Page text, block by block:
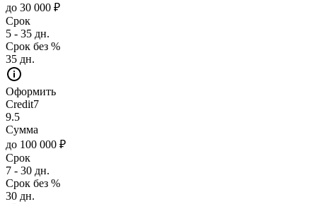
до 30 000 ₽
Срок
5 - 35 дн.
Срок без %
35 дн.
Оформить
Credit7
9.5
Сумма
до 100 000 ₽
Срок
7 - 30 дн.
Срок без %
30 дн.